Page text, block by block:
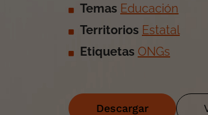
Temas Educación
Territorios Estatal
Etiquetas ONGs
Descargar